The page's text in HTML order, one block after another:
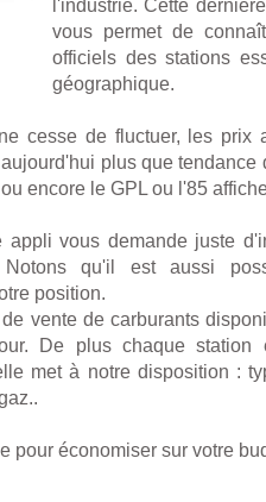
l'industrie. Cette
vous permet de
officiels des stations
géographique.
cesse de fluctuer, les prix
plus que
encore le GPL ou l'85
vous demande juste
qu'il est aussi
position.
vente de carburants
De plus chaque station
met à notre disposition :
pour économiser sur votre